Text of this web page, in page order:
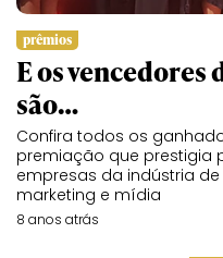
prêmios
E os vencedores
são…
Confira todos os
premiação que prestigia
empresas da indústria
marketing e mídia
8 anos atrás